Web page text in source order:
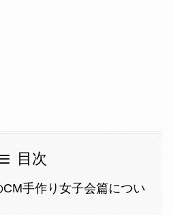
目次
CM手作り女子会篇につい